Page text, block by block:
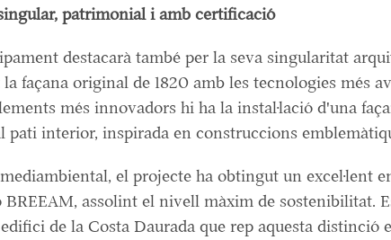
patrimonial i amb certificació
destacarà també per la seva singularitat
façana original de 1820 amb les tecnologies més
més innovadors hi ha la instal·lació d'una
pati interior, inspirada en construccions
el projecte ha obtingut un excel·lent
assolint el nivell màxim de sostenibilitat.
de la Costa Daurada que rep aquesta distinció